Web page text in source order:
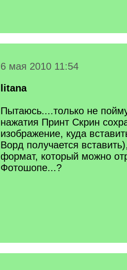
6 мая 2010 11:54
litana
Пытаюсь....только не
нажатия Принт Скрин
изображение, куда
Ворд получается
формат, который можно
Фотошопе...?